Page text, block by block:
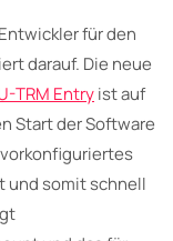
für den
darauf. Die neue
TRM Entryist auf
Start der Software
und somit schnell